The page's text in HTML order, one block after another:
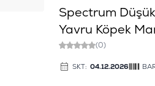
Spectrum
Yavru Köpek
(0)
SKT: 04.12.2026